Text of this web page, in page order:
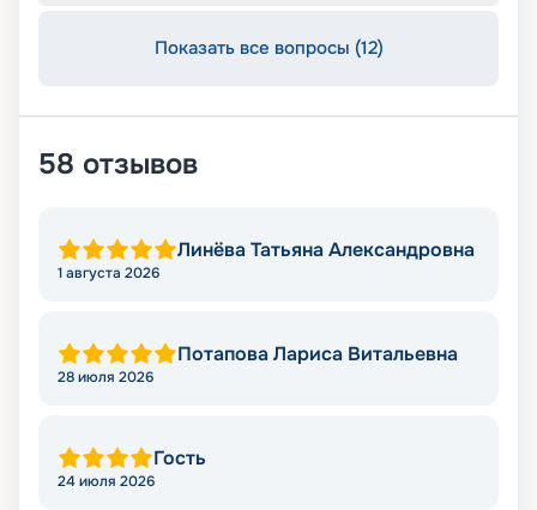
Показать все вопросы (12)
58 отзывов
Линёва Татьяна Александровна
1 августа 2026
Потапова Лариса Витальевна
28 июля 2026
Гость
24 июля 2026